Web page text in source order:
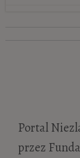
Portal
przez